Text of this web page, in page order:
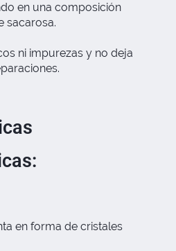
en una composición
sacarosa.
ni impurezas y no deja
en forma de cristales